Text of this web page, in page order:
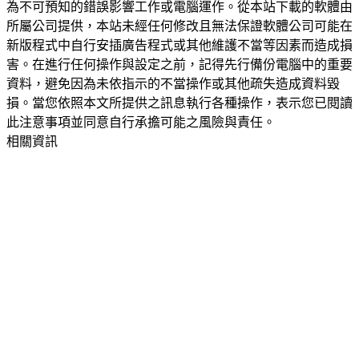
為不可預知的錯誤影響工作或電腦運作。從本站下載的軟體由
所屬公司提供，本站未經任何修改且無法保證軟體公司可能在
新版程式中自行安插廣告程式或其他維護不當等因素而造成損
害。在進行任何操作與設定之前，記得先行備份電腦中的重要
資料，避免因為未依指示的不當操作或其他疏失造成資料毀
損。當您依照本文所提供之訊息執行各種操作，表示您已閱讀
此注意事項並同意自行承擔可能之風險與責任。
相關資訊